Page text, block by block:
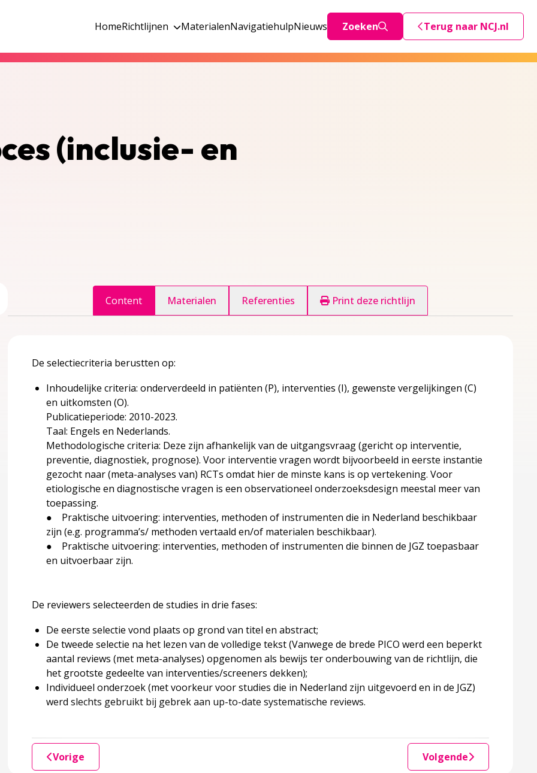
HomeRichtlijnen MaterialenNavigatiehulpNieuws Zoeken Terug naar NCJ.nl
Deze link stuurt je terug
(inclusie- en
inhoudsopgave
over 1 Inleiding
over 2 Kennismodule
van zindelijkheid
Content Materialen Referenties Print deze richtlijn
De selectiecriteria berustten op:
Inhoudelijke criteria: onderverdeeld in patiënten (P), interventies (I), gewenste vergelijkingen (C)
en uitkomsten (O).
Publicatieperiode: 2010-2023.
Taal: Engels en Nederlands.
Methodologische criteria: Deze zijn afhankelijk van de uitgangsvraag (gericht op interventie,
preventie, diagnostiek, prognose). Voor interventie vragen wordt bijvoorbeeld in eerste instantie
gezocht naar (meta-analyses van) RCTs omdat hier de minste kans is op vertekening. Voor
etiologische en diagnostische vragen is een observationeel onderzoeksdesign meestal meer van
toepassing.
● Praktische uitvoering: interventies, methoden of instrumenten die in Nederland beschikbaar
zijn (e.g. programma’s/ methoden vertaald en/of materialen beschikbaar).
● Praktische uitvoering: interventies, methoden of instrumenten die binnen de JGZ toepasbaar
en uitvoerbaar zijn.
De reviewers selecteerden de studies in drie fases:
De eerste selectie vond plaats op grond van titel en abstract;
De tweede selectie na het lezen van de volledige tekst (Vanwege de brede PICO werd een beperkt
aantal reviews (met meta-analyses) opgenomen als bewijs ter onderbouwing van de richtlijn, die
het grootste gedeelte van interventies/screeners dekken);
Individueel onderzoek (met voorkeur voor studies die in Nederland zijn uitgevoerd en in de JGZ)
werd slechts gebruikt bij gebrek aan up-to-date systematische reviews.
Vorige Volgende